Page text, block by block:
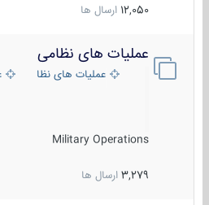
12,050 ارسال ها
عملیات های نظامی
عملیات های نظامی ایران
Military Operations
3,279 ارسال ها